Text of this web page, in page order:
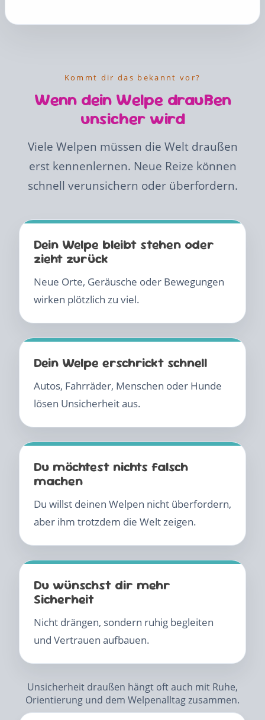
Kommt dir das bekannt vor?
Wenn dein Welpe draußen
unsicher wird
Viele Welpen müssen die Welt draußen
erst kennenlernen. Neue Reize können
schnell verunsichern oder überfordern.
Dein Welpe bleibt stehen oder
zieht zurück
Neue Orte, Geräusche oder Bewegungen
wirken plötzlich zu viel.
Dein Welpe erschrickt schnell
Autos, Fahrräder, Menschen oder Hunde
lösen Unsicherheit aus.
Du möchtest nichts falsch
machen
Du willst deinen Welpen nicht überfordern,
aber ihm trotzdem die Welt zeigen.
Du wünschst dir mehr
Sicherheit
Nicht drängen, sondern ruhig begleiten
und Vertrauen aufbauen.
Unsicherheit draußen hängt oft auch mit Ruhe,
Orientierung und dem Welpenalltag zusammen.